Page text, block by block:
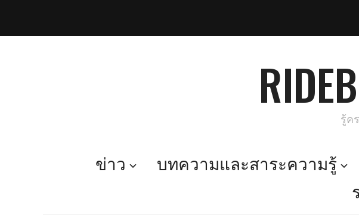
รู้ค
ข่าว บทความและสาระความรู้